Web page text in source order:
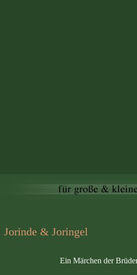
Jorinde & Joringel
Ein Märchen der